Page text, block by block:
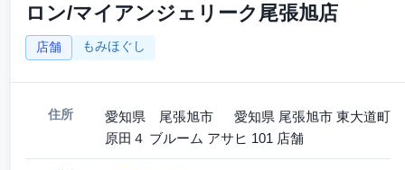
ロン/マイアンジェリーク尾張旭店
店舗 もみほぐし
住所
愛知県 尾張旭市 愛知県 尾張旭市 東大道町
原田４ ブルーム アサヒ 101 店舗